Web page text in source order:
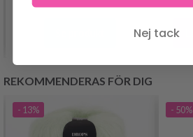
REKOMMENDERAS FÖR DIG
- 13% - 50%
Nej tack